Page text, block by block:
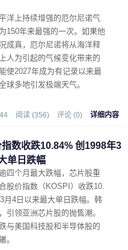
洋上持续增强的厄尔尼诺气
150年来最强的一次。如果他
成真，厄尔尼诺将从海洋释
人为引起的气候变化带来的
使2027年成为有记录以来最
球多地引发极端天气。
阅读 (356) 评论 (0) 详细内容
数收跌10.84% 创1998年3
单日跌幅
四个月最大跌幅，芯片股重
股价指数（KOSPI）收跌10.
月4日以来最大单日跌幅。韩
引领亚洲芯片股的抛售潮。
与美国科技股和半导体股的
。